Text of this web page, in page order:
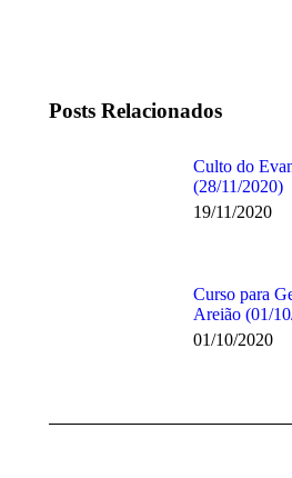
Posts Relacionados
Culto do
(28/11/2020)
19/11/2020
Curso para
Areião (01/
01/10/2020